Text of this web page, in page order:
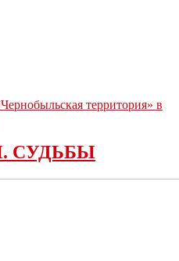
территория» в
СУДЬБЫ